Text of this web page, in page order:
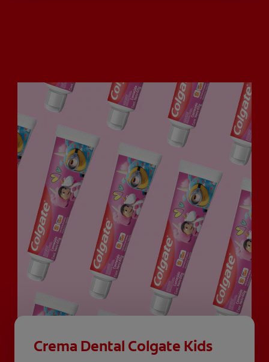
Crema Dental Colgate Kids